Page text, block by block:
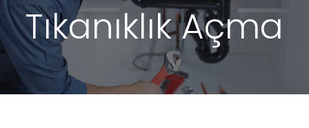
Tıkanıklık Açma